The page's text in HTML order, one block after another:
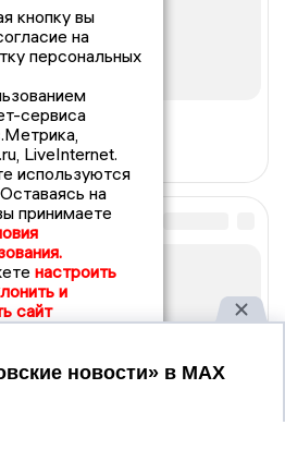
кнопку вы
на
персональных
сервиса
LiveInternet.
используются
на
принимаете
настроить
и
сайт